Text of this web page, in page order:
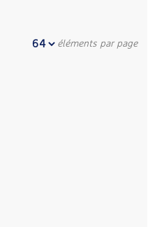
éléments par page